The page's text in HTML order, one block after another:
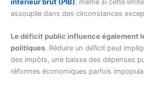
intérieur brut (PIB), même si cette
assouplie dans des circonstances
Le déficit public influence également
politiques. Réduire un déficit peut
des impôts, une baisse des dépenses
réformes économiques parfois